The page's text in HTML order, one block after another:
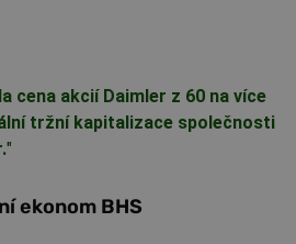
cena akcií Daimler z 60 na více
tržní kapitalizace společnosti
"
ekonom BHS